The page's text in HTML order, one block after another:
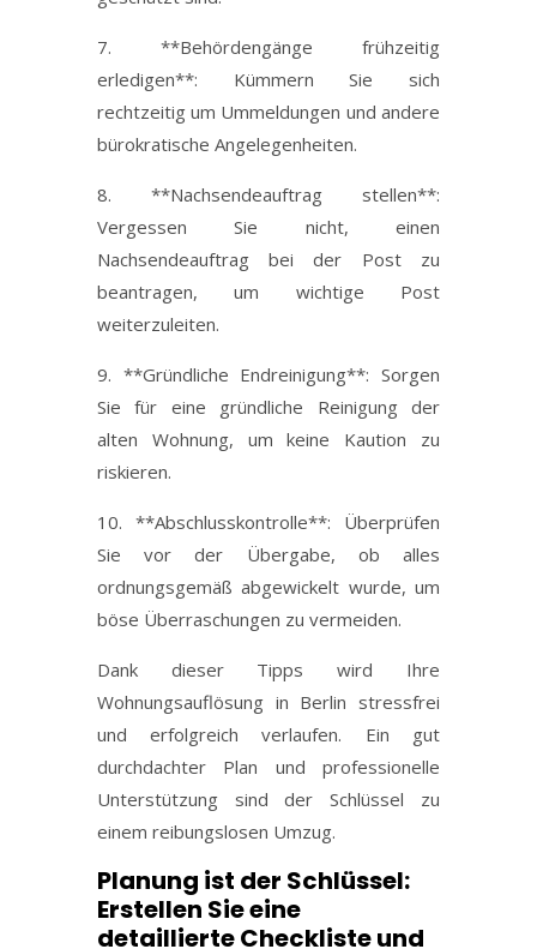
7. **Behördengänge frühzeitig
erledigen**: Kümmern Sie sich
rechtzeitig um Ummeldungen und andere
bürokratische Angelegenheiten.
8. **Nachsendeauftrag stellen**:
Vergessen Sie nicht, einen
Nachsendeauftrag bei der Post zu
beantragen, um wichtige Post
weiterzuleiten.
9. **Gründliche Endreinigung**: Sorgen
Sie für eine gründliche Reinigung der
alten Wohnung, um keine Kaution zu
riskieren.
10. **Abschlusskontrolle**: Überprüfen
Sie vor der Übergabe, ob alles
ordnungsgemäß abgewickelt wurde, um
böse Überraschungen zu vermeiden.
Dank dieser Tipps wird Ihre
Wohnungsauflösung in Berlin stressfrei
und erfolgreich verlaufen. Ein gut
durchdachter Plan und professionelle
Unterstützung sind der Schlüssel zu
einem reibungslosen Umzug.
Planung ist der Schlüssel:
Erstellen Sie eine
detaillierte Checkliste und